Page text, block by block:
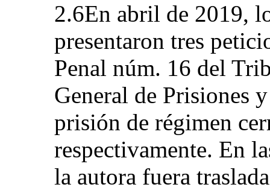
2.6En abril de 2019,
presentaron tres
Penal núm. 16 del
General de Prisiones
prisión de régimen
respectivamente. En
la autora fuera